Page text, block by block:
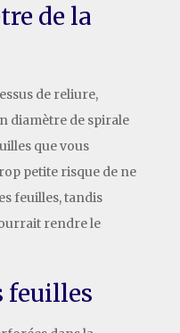
de la
de reliure,
diamètre de spirale
que vous
petite risque de ne
feuilles, tandis
rendre le
feuilles